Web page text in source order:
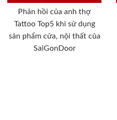
Phản hồi của anh thợ
Tattoo Top5 khi sử dụng
sản phẩm cửa, nội thất của
SaiGonDoor